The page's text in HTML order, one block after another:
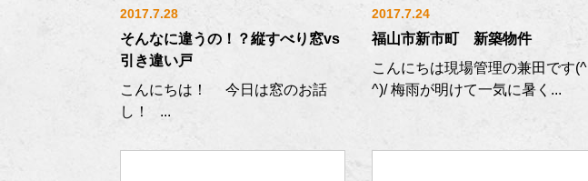
2017.7.28
そんなに違うの！？縦すべり窓vs
引き違い戸
こんにちは！ 今日は窓のお話
し！ ...
2017.7.24
福山市新市町 新築物件
こんにちは現場管理の兼田です(^
^)/ 梅雨が明けて一気に暑く...